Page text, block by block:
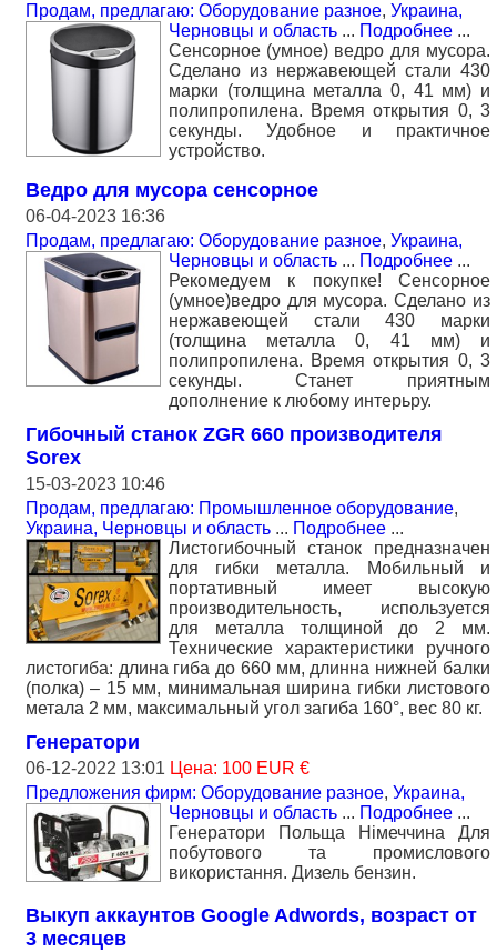
Продам, предлагаю: Оборудование разное, Украина,
Черновцы и область ... Подробнее ...
Сенсорное (умное) ведро для мусора.
Сделано из нержавеющей стали 430
марки (толщина металла 0, 41 мм) и
полипропилена. Время открытия 0, 3
секунды. Удобное и практичное
устройство.
Ведро для мусора сенсорное
06-04-2023 16:36
Продам, предлагаю: Оборудование разное, Украина,
Черновцы и область ... Подробнее ...
Рекомедуем к покупке! Сенсорное
(умное)ведро для мусора. Сделано из
нержавеющей стали 430 марки
(толщина металла 0, 41 мм) и
полипропилена. Время открытия 0, 3
секунды. Станет приятным
дополнение к любому интерьру.
Гибочный станок ZGR 660 производителя
Sorex
15-03-2023 10:46
Продам, предлагаю: Промышленное оборудование,
Украина, Черновцы и область ... Подробнее ...
Листогибочный станок предназначен
для гибки металла. Мобильный и
портативный имеет высокую
производительность, используется
для металла толщиной до 2 мм.
Технические характеристики ручного
листогиба: длина гиба до 660 мм, длинна нижней балки
(полка) – 15 мм, минимальная ширина гибки листового
метала 2 мм, максимальный угол загиба 160°, вес 80 кг.
Генератори
06-12-2022 13:01 Цена: 100 EUR €
Предложения фирм: Оборудование разное, Украина,
Черновцы и область ... Подробнее ...
Генератори Польща Німеччина Для
побутового та промислового
використання. Дизель бензин.
Выкуп аккаунтов Google Adwords, возраст от
3 месяцев